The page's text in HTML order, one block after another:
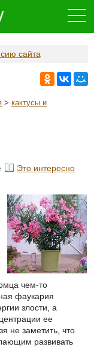
сайта
> кактусы и
Это интересно
чем-то
фаукария
злости, а
ее
не заметить, что
развивать